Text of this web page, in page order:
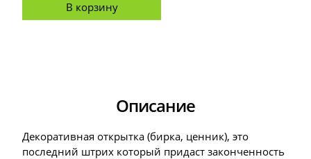
В корзину
Описание
Декоративная открытка (бирка, ценник), это
последний штрих который придаст законченность